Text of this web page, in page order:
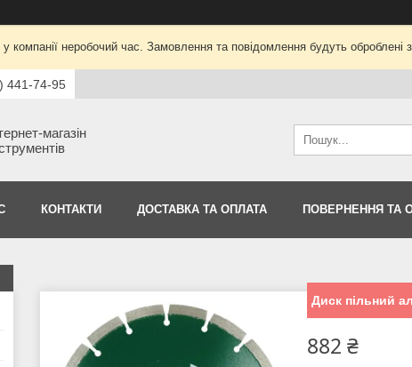
у компанії неробочий час. Замовлення та повідомлення будуть
441-74-95
магазін
КОНТАКТИ ДОСТАВКА ТА ОПЛАТА ПОВЕРНЕННЯ ТА
Диск пільний
882 ₴